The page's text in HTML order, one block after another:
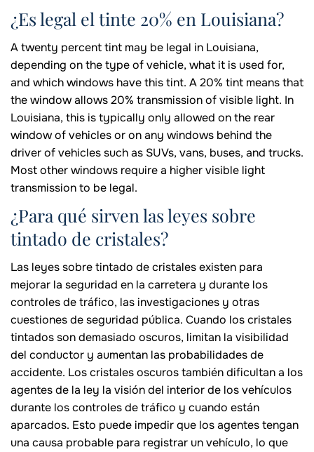
¿Es legal el tinte 20% en Louisiana?
A twenty percent tint may be legal in Louisiana,
depending on the type of vehicle, what it is used for,
and which windows have this tint. A 20% tint means that
the window allows 20% transmission of visible light. In
Louisiana, this is typically only allowed on the rear
window of vehicles or on any windows behind the
driver of vehicles such as SUVs, vans, buses, and trucks.
Most other windows require a higher visible light
transmission to be legal.
¿Para qué sirven las leyes sobre
tintado de cristales?
Las leyes sobre tintado de cristales existen para
mejorar la seguridad en la carretera y durante los
controles de tráfico, las investigaciones y otras
cuestiones de seguridad pública. Cuando los cristales
tintados son demasiado oscuros, limitan la visibilidad
del conductor y aumentan las probabilidades de
accidente. Los cristales oscuros también dificultan a los
agentes de la ley la visión del interior de los vehículos
durante los controles de tráfico y cuando están
aparcados. Esto puede impedir que los agentes tengan
una causa probable para registrar un vehículo, lo que